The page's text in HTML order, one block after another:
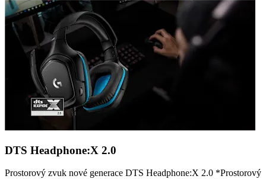
DTS Headphone:X 2.0
Prostorový zvuk nové generace DTS Headphone:X 2.0 *Prostorový